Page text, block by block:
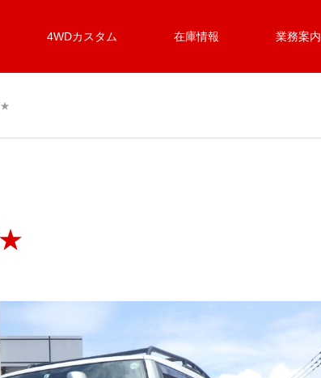
4WDカスタム 在庫情報 業務案内
★
★